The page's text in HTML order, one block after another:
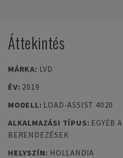
Áttekintés
MÁRKA: LVD
ÉV: 2019
MODELL: LOAD-ASSIST 4020
ALKALMAZÁSI TÍPUS: EGYÉB
BERENDEZÉSEK
HELYSZÍN: HOLLANDIA